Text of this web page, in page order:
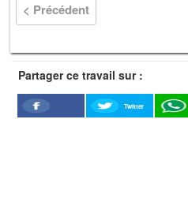
< Précédent
Partager ce travail sur :
Facebook
Twitter